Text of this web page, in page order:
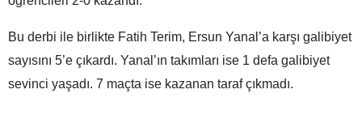
Bu derbi ile birlikte Fatih Terim, Ersun Yanal’a karşı galibiyet
sayısını 5’e çıkardı. Yanal’ın takımları ise 1 defa galibiyet
sevinci yaşadı. 7 maçta ise kazanan taraf çıkmadı.